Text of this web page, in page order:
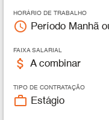
HORÁRIO DE TRABALHO
access_time Período Manhã
FAIXA SALARIAL
attach_money A combinar
TIPO DE CONTRATAÇÃO
work_outline Estágio